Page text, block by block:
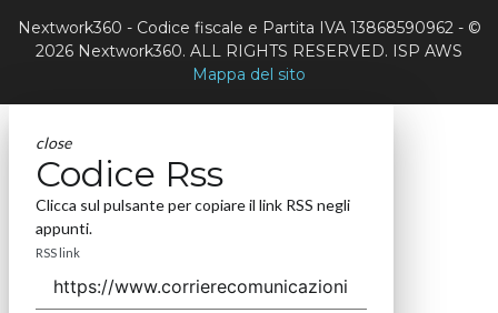
Nextwork360 - Codice fiscale e Partita IVA 13868590962 - ©
2026 Nextwork360. ALL RIGHTS RESERVED. ISP AWS
Mappa del sito
close
Codice Rss
Clicca sul pulsante per copiare il link RSS negli
appunti.
RSS link